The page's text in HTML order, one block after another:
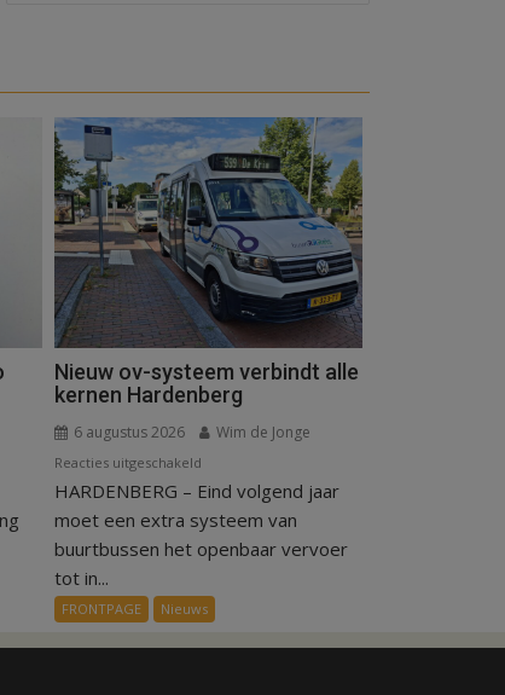
Nieuw ov-systeem verbindt alle
kernen Hardenberg
6 augustus 2026 Wim de Jonge
Reacties uitgeschakeld
Nieuw
ov-
systeem
alle
kernen
Hardenberg
HARDENBERG – Eind volgend jaar
moet een extra systeem van
buurtbussen het openbaar vervoer
tot in...
FRONTPAGE Nieuws